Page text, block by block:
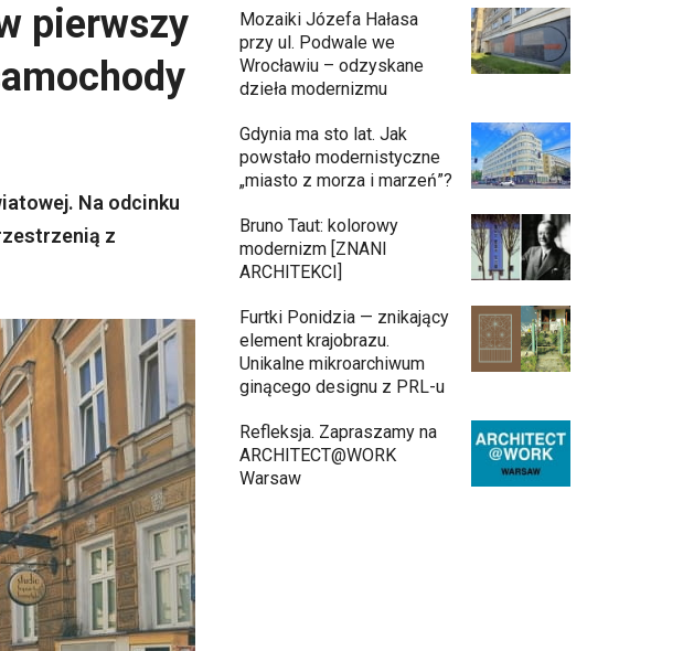
pierwszy
Na odcinku
z
Mozaiki Józefa Hałasa
przy ul. Podwale we
Wrocławiu – odzyskane
dzieła modernizmu
Gdynia ma sto lat. Jak
powstało modernistyczne
„miasto z morza i marzeń”?
Bruno Taut: kolorowy
modernizm [ZNANI
ARCHITEKCI]
Furtki Ponidzia — znikający
element krajobrazu.
Unikalne mikroarchiwum
ginącego designu z PRL-u
Refleksja. Zapraszamy na
ARCHITECT@WORK
Warsaw